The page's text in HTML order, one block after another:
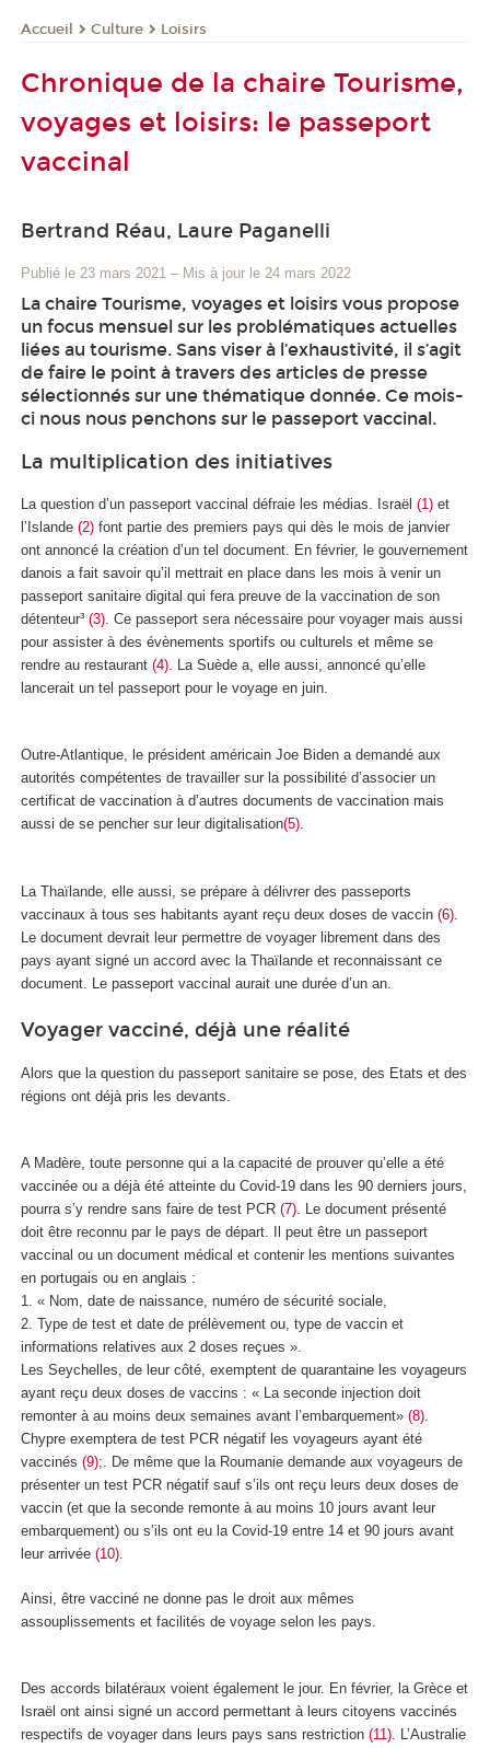
Accueil Culture Loisirs
Chronique de la chaire Tourisme,
voyages et loisirs: le passeport
vaccinal
Bertrand Réau, Laure Paganelli
Publié le 23 mars 2021 – Mis à jour le 24 mars 2022
La chaire Tourisme, voyages et loisirs vous propose
un focus mensuel sur les problématiques actuelles
liées au tourisme. Sans viser à l’exhaustivité, il s’agit
de faire le point à travers des articles de presse
sélectionnés sur une thématique donnée. Ce mois-
ci nous nous penchons sur le passeport vaccinal.
La multiplication des initiatives
La question d’un passeport vaccinal défraie les médias. Israël (1) et
l’Islande (2) font partie des premiers pays qui dès le mois de janvier
ont annoncé la création d’un tel document. En février, le gouvernement
danois a fait savoir qu’il mettrait en place dans les mois à venir un
passeport sanitaire digital qui fera preuve de la vaccination de son
détenteur³ (3) . Ce passeport sera nécessaire pour voyager mais aussi
pour assister à des évènements sportifs ou culturels et même se
rendre au restaurant (4) . La Suède a, elle aussi, annoncé qu’elle
lancerait un tel passeport pour le voyage en juin.
Outre-Atlantique, le président américain Joe Biden a demandé aux
autorités compétentes de travailler sur la possibilité d’associer un
certificat de vaccination à d’autres documents de vaccination mais
aussi de se pencher sur leur digitalisation(5).
La Thaïlande, elle aussi, se prépare à délivrer des passeports
vaccinaux à tous ses habitants ayant reçu deux doses de vaccin (6)
Le document devrait leur permettre de voyager librement dans des
pays ayant signé un accord avec la Thaïlande et reconnaissant ce
document. Le passeport vaccinal aurait une durée d’un an.
Voyager vacciné, déjà une réalité
Alors que la question du passeport sanitaire se pose, des Etats et des
régions ont déjà pris les devants.
A Madère, toute personne qui a la capacité de prouver qu’elle a été
vaccinée ou a déjà été atteinte du Covid-19 dans les 90 derniers jours,
pourra s’y rendre sans faire de test PCR (7). Le document présenté
doit être reconnu par le pays de départ. Il peut être un passeport
vaccinal ou un document médical et contenir les mentions suivantes
en portugais ou en anglais :
1. « Nom, date de naissance, numéro de sécurité sociale,
2. Type de test et date de prélèvement ou, type de vaccin et
informations relatives aux 2 doses reçues ».
Les Seychelles, de leur côté, exemptent de quarantaine les voyageurs
ayant reçu deux doses de vaccins : « La seconde injection doit
remonter à au moins deux semaines avant l’embarquement» (8).
Chypre exemptera de test PCR négatif les voyageurs ayant été
vaccinés (9);. De même que la Roumanie demande aux voyageurs de
présenter un test PCR négatif sauf s’ils ont reçu leurs deux doses de
vaccin (et que la seconde remonte à au moins 10 jours avant leur
embarquement) ou s’ils ont eu la Covid-19 entre 14 et 90 jours avant
leur arrivée (10).
Ainsi, être vacciné ne donne pas le droit aux mêmes
assouplissements et facilités de voyage selon les pays.
Des accords bilatéraux voient également le jour. En février, la Grèce et
Israël ont ainsi signé un accord permettant à leurs citoyens vaccinés
respectifs de voyager dans leurs pays sans restriction (11). L’Australie